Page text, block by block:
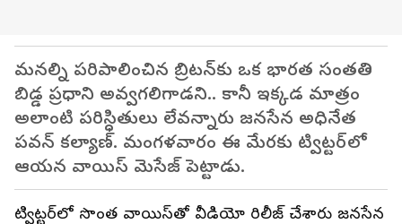
మనల్ని పరిపాలించిన బ్రిటన్‌కు ఒక భారత సంతతి
బిడ్డ ప్రధాని అవ్వగలిగాడని.. కానీ ఇక్కడ మాత్రం
అలాంటి పరిస్ధితులు లేవన్నారు జనసేన అధినేత
పవన్ కల్యాణ్. మంగళవారం ఈ మేరకు ట్విట్టర్‌లో
ఆయన వాయిస్ మెసేజ్ పెట్టాడు.
ట్విట్టర్‌లో సొంత వాయిస్‌తో వీడియో రిలీజ్ చేశారు జనసేన